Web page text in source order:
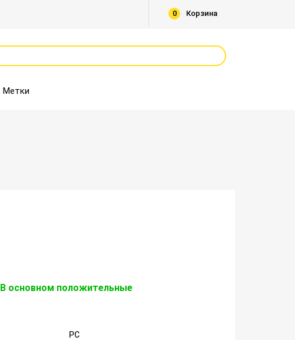
Корзина
0
Метки
В основном положительные
PC